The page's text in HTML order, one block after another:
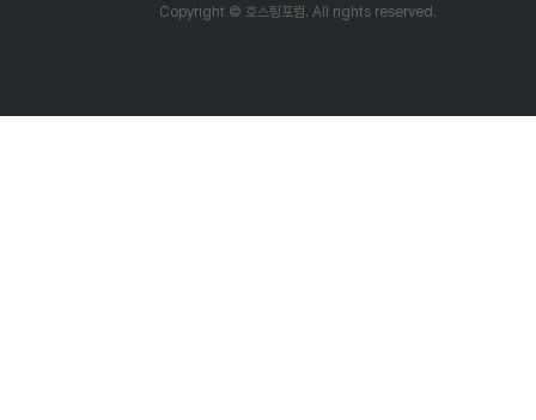
Copyright © 호스팅포럼. All rights reserved.